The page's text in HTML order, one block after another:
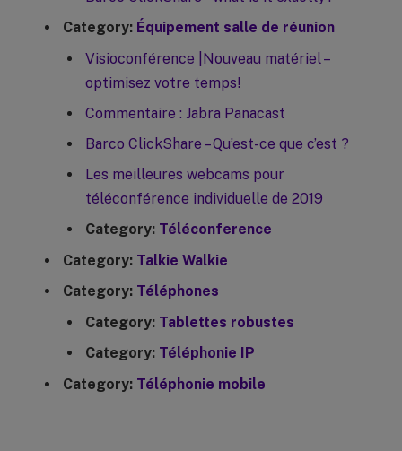
Category: Équipement salle de réunion
Visioconférence |Nouveau matériel –
optimisez votre temps!
Commentaire : Jabra Panacast
Barco ClickShare – Qu’est-ce que c’est ?
Les meilleures webcams pour
téléconférence individuelle de 2019
Category: Téléconference
Category: Talkie Walkie
Category: Téléphones
Category: Tablettes robustes
Category: Téléphonie IP
Category: Téléphonie mobile